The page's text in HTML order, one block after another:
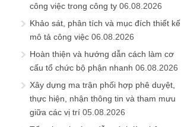
công việc trong công ty 06.08.2026
Khảo sát, phân tích và mục đích thiết kế
mô tả công việc 06.08.2026
Hoàn thiện và hướng dẫn cách làm cơ
cấu tổ chức bộ phận nhanh 06.08.2026
Xây dựng ma trận phối hợp phê duyệt,
thực hiện, nhận thông tin và tham mưu
giữa các vị trí 05.08.2026